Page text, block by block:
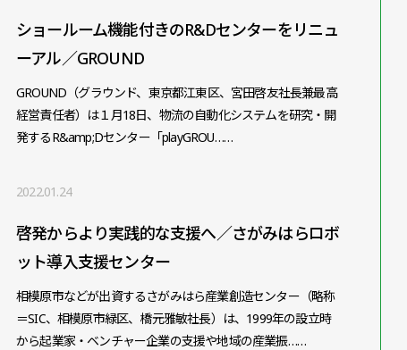
ショールーム機能付きのR&Dセンターをリニュ
ーアル／GROUND
GROUND（グラウンド、東京都江東区、宮田啓友社長兼最高
経営責任者）は１月18日、物流の自動化システムを研究・開
発するR&amp;Dセンター「playGROU……
2022.01.24
啓発からより実践的な支援へ／さがみはらロボ
ット導入支援センター
相模原市などが出資するさがみはら産業創造センター（略称
＝SIC、相模原市緑区、橋元雅敏社長）は、1999年の設立時
から起業家・ベンチャー企業の支援や地域の産業振……